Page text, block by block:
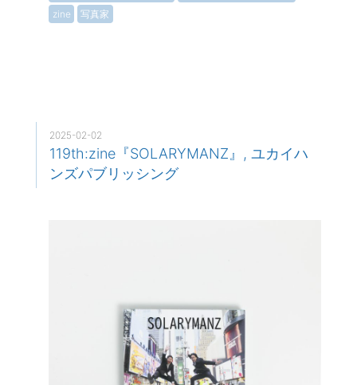
zine
写真家
2025-02-02
119th:zine『SOLARYMANZ』, ユカイハ
ンズパブリッシング